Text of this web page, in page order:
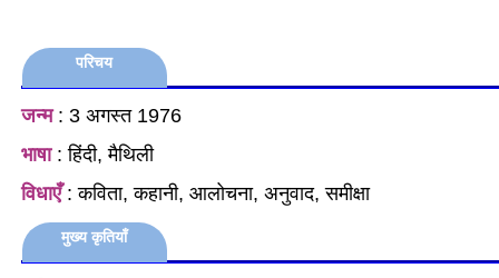
परिचय
जन्म: 3 अगस्त 1976
भाषा: हिंदी, मैथिली
विधाएँ: कविता, कहानी, आलोचना, अनुवाद, समीक्षा
मुख्य कृतियाँ